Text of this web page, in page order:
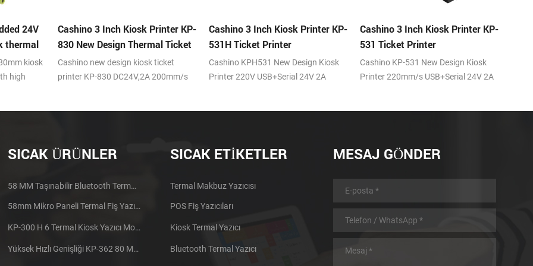
KP-
Ticket
Machine
ticket
s
Cashino 3 Inch Kiosk Printer KP-
531H Ticket Printer
Cashino KPH531 New Design Kiosk
Printer 220V USB+Serial 24V 2A
Cashino 3 Inch Kiosk Printer KP-
531 Ticket Printer
Cashino KP-531 New Design Kiosk
Printer 220mm/s USB+Serial 24V 2A
KP-T300 3 inch embedded auto
cutter kiosk thermal printer
module
250mm/s printing speed,auto cutter,
RS232+USB/RS232+USB+LAN
SICAK ÜRÜNLER
58 MM Taşınabilir Bluetooth Termal Yazıcı PTP-II
58mm Mikro Paneli Termal Fiş Yazıcı CSN-A1
KP-300 H 6 Termal Kiosk Yazıcı Modülü
Yüksek Hızlı Genişliği KP-362 80 Mm Termal Yazıcı Kiosk
SICAK ETIKETLER
Termal Makbuz Yazıcısı
POS Fiş Yazıcıları
Kiosk Termal Yazıcı
Bluetooth Termal Yazıcı
MESAJ GÖNDER